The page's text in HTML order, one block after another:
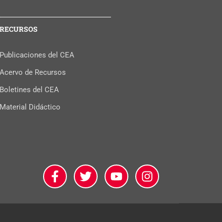
RECURSOS
Publicaciones del CEA
Acervo de Recursos
Boletines del CEA
Material Didáctico